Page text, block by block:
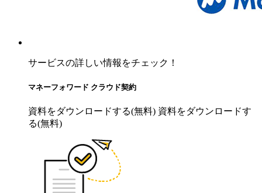
サービスの詳しい情報をチェック！
マネーフォワード クラウド契約
資料をダウンロードする(無料) 資料をダウンロードす
る(無料)